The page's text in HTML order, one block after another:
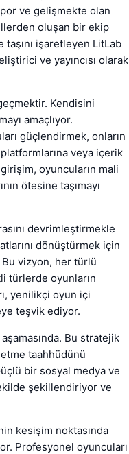
ve gelişmekte olan
oluşan bir ekip
işaretleyen LitLab
ve yayıncısı olarak
Kendisini
amaçlıyor.
güçlendirmek, onların
veya içerik
girişim, oyuncuların mali
ötesine taşımayı
devrimleştirmekle
dönüştürmek için
vizyon, her türlü
türlerde oyunların
yenilikçi oyun içi
teşvik ediyor.
Bu stratejik
taahhüdünü
bir sosyal medya ve
şekillendiriyor ve
kesişim noktasında
Profesyonel oyuncuları